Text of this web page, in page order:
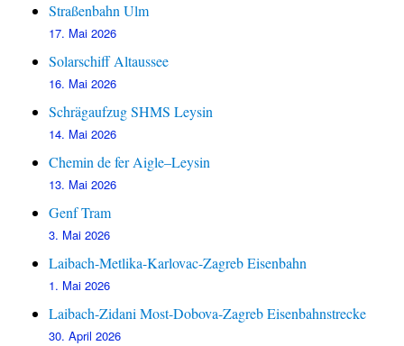
Straßenbahn Ulm
17. Mai 2026
Solarschiff Altaussee
16. Mai 2026
Schrägaufzug SHMS Leysin
14. Mai 2026
Chemin de fer Aigle–Leysin
13. Mai 2026
Genf Tram
3. Mai 2026
Laibach-Metlika-Karlovac-Zagreb Eisenbahn
1. Mai 2026
Laibach-Zidani Most-Dobova-Zagreb Eisenbahnstrecke
30. April 2026